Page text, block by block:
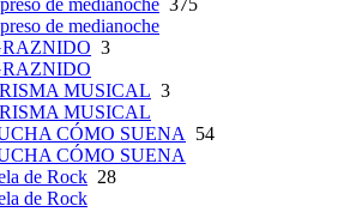
de medianoche 375
de medianoche
3
MUSICAL 3
MUSICAL
CÓMO SUENA
54
CÓMO SUENA
de Rock 28
de Rock